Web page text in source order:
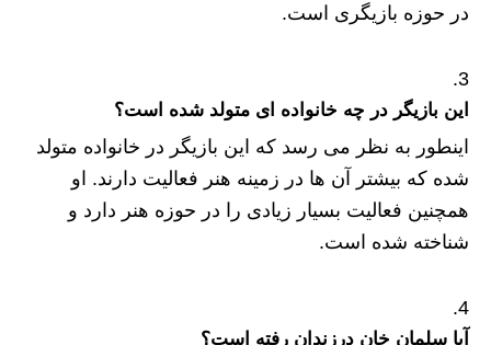
در حوزه بازیگری است.
این بازیگر در چه خانواده ای متولد شده است؟
اینطور به نظر می‌ رسد که این بازیگر در خانواده متولد
شده که بیشتر آن ها در زمینه هنر فعالیت دارند. او
همچنین فعالیت بسیار زیادی را در حوزه هنر دارد و
شناخته شده است.
آیا سلمان خان درزندان رفته است؟